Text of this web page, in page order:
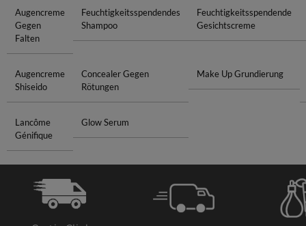
Augencreme
Gegen
Falten
Feuchtigkeitsspendendes
Shampoo
Feuchtigkeitsspendende
Gesichtscreme
Augencreme
Shiseido
Concealer Gegen
Rötungen
Make Up Grundierung
Lancôme
Génifique
Glow Serum